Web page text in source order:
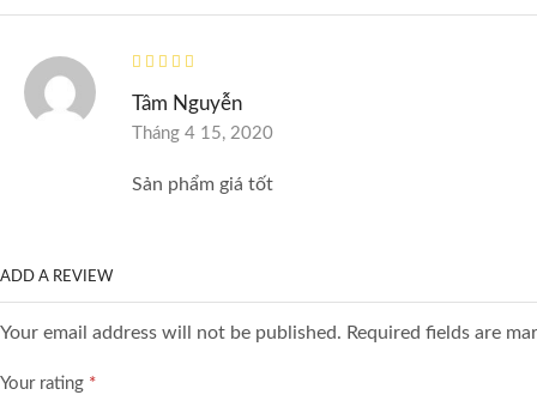
Tâm Nguyễn
Tháng 4 15, 2020
Sản phẩm giá tốt
ADD A REVIEW
Your email address will not be published. Required fields are
Your rating *